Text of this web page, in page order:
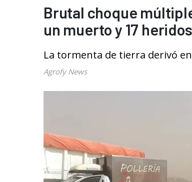
Brutal choque
un muerto y 17
La tormenta de tierra derivó
Agrofy News